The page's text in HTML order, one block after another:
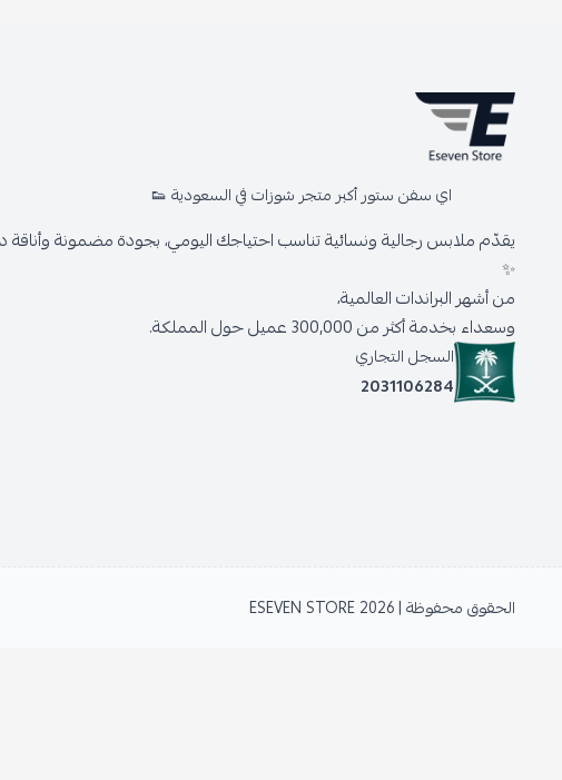
اي سفن ستور أكبر متجر شوزات في السعودية 👟
يقدّم ملابس رجالية ونسائية تناسب احتياجك اليومي، بجودة مضمونة وأناقة
✨
من أشهر البراندات العالمية،
وسعداء بخدمة أكثر من 300,000 عميل حول المملكة.
السجل التجاري
2031106284
الحقوق محفوظة | 2026 ESEVEN STORE